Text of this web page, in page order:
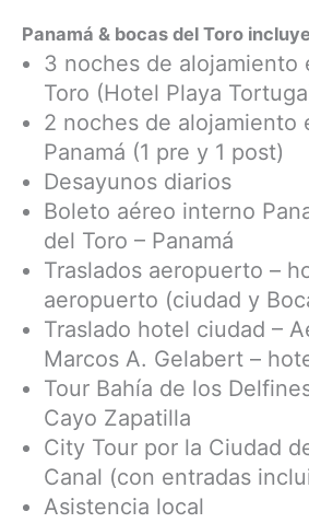
Panamá & bocas del Toro incluye
3 noches de alojamiento
Toro (Hotel Playa
2 noches de alojamiento
Panamá (1 pre y 1 post)
Desayunos diarios
Boleto aéreo interno
del Toro – Panamá
Traslados aeropuerto –
aeropuerto (ciudad y
Traslado hotel ciudad –
Marcos A. Gelabert –
Tour Bahía de los
Cayo Zapatilla
City Tour por la Ciudad
Canal (con entradas
Asistencia local